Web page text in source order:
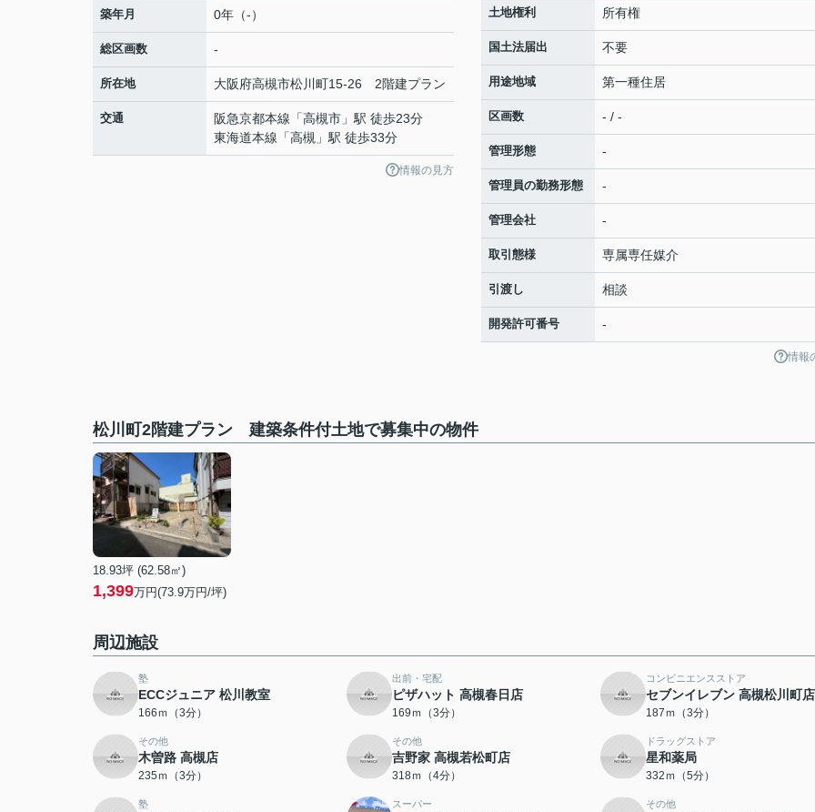
築年月 0年（-）
総区画数 -
所在地 大阪府高槻市松川町15-26 2階建プラン
交通 阪急京都本線 「高槻市 」駅 徒歩23分
東海道本線 「高槻 」駅 徒歩33分
情報の見方
土地権利 所有権
国土法届出 不要
用途地域 第一種住居
区画数 - / -
管理形態 -
管理員の勤務形態 -
管理会社 -
取引態様 専属専任媒介
引渡し 相談
開発許可番号 -
情報
松川町2階建プラン 建築条件付土地で募集中の物件
18.93坪 (62.58㎡)
1,399万円(73.9万円/坪)
周辺施設
塾
ECCジュニア 松川教室
166ｍ（3分）
出前・宅配
ピザハット 高槻春日店
169ｍ（3分）
コンビニエンスストア
セブンイレブン 高槻松川町店
187ｍ（3分）
その他
木曽路 高槻店
235ｍ（3分）
その他
吉野家 高槻若松町店
318ｍ（4分）
ドラッグストア
星和薬局
332ｍ（5分）
塾 スーパー その他